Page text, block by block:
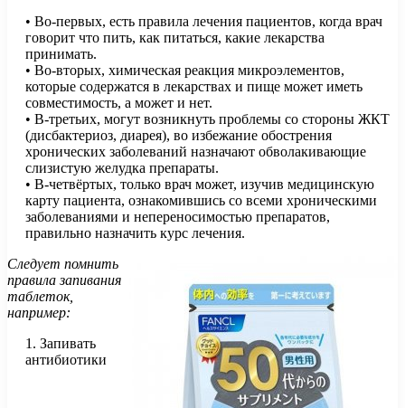
• Во-первых, есть правила лечения пациентов, когда врач
говорит что пить, как питаться, какие лекарства
принимать.
• Во-вторых, химическая реакция микроэлементов,
которые содержатся в лекарствах и пище может иметь
совместимость, а может и нет.
• В-третьих, могут возникнуть проблемы со стороны ЖКТ
(дисбактериоз, диарея), во избежание обострения
хронических заболеваний назначают обволакивающие
слизистую желудка препараты.
• В-четвёртых, только врач может, изучив медицинскую
карту пациента, ознакомившись со всеми хроническими
заболеваниями и непереносимостью препаратов,
правильно назначить курс лечения.
Следует помнить
правила запивания
таблеток,
например:
1. Запивать
антибиотики